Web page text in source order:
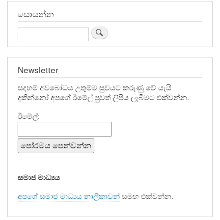
සොයන්න
Search
Newsletter
සදහම් අවබෝධය උතුම්ම සුවයට කරුණු වේ යැයි
දකින්නෝ අපගේ ඊමේල් පුවත් ලිපිය ලැබීමට එක්වන්න.
ඊමේල්:
සමාජ මාධ්‍යය
අපගේ සමාජ මාධ්‍යය නාලිකාවන්සමඟ එක්වන්න.